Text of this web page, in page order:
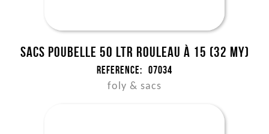
Sacs poubelle 50 ltr rouleau à 15 (32 my)
Reference: 07034
foly & sacs